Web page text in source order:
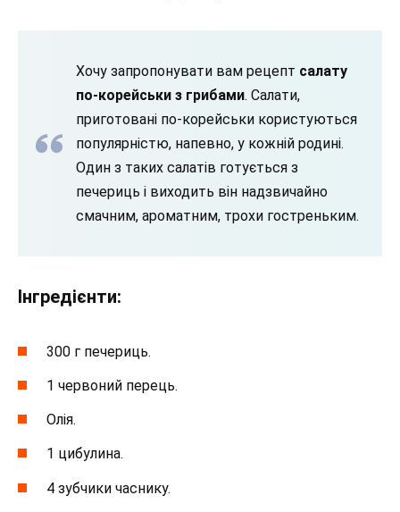
Хочу запропонувати вам рецепт салату
по-корейськи з грибами. Салати,
приготовані по-корейськи користуються
популярністю, напевно, у кожній родині.
Один з таких салатів готується з
печериць і виходить він надзвичайно
смачним, ароматним, трохи гостреньким.
Інгредієнти:
300 г печериць.
1 червоний перець.
Олія.
1 цибулина.
4 зубчики часнику.